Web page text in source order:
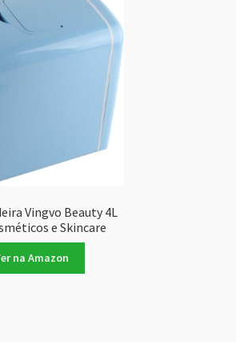
Vingvo Beauty 4L
e Skincare
na Amazon